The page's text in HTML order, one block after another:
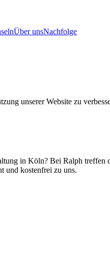
Über unsNachfolge
unserer Website zu
in Köln? Bei Ralph
und kostenfrei zu uns.